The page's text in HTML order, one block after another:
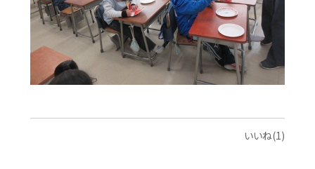
いいね(1)